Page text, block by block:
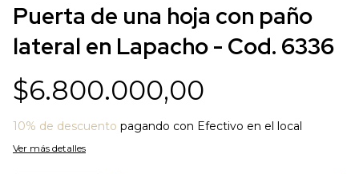
Puerta de una hoja con paño
lateral en Lapacho - Cod. 6336
$6.800.000,00
10% de descuento pagando con Efectivo en el local
Ver más detalles